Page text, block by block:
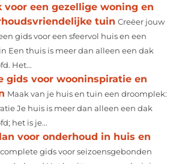
voor een gezellige woning en
tuin Creëer jouw
gids voor een sfeervol huis en een
Een thuis is meer dan alleen een dak
Het...
gids voor wooninspiratie en
Maak van je huis en tuin een droomplek:
Je huis is meer dan alleen een dak
het is je...
voor onderhoud in huis en
gids voor seizoensgebonden